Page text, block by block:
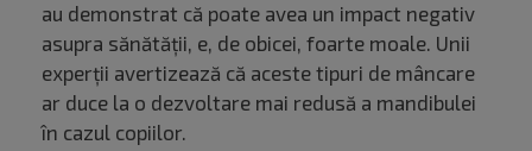
au demonstrat că poate avea un impact negativ
asupra sănătății, e, de obicei, foarte moale. Unii
experții avertizează că aceste tipuri de mâncare
ar duce la o dezvoltare mai redusă a mandibulei
în cazul copiilor.